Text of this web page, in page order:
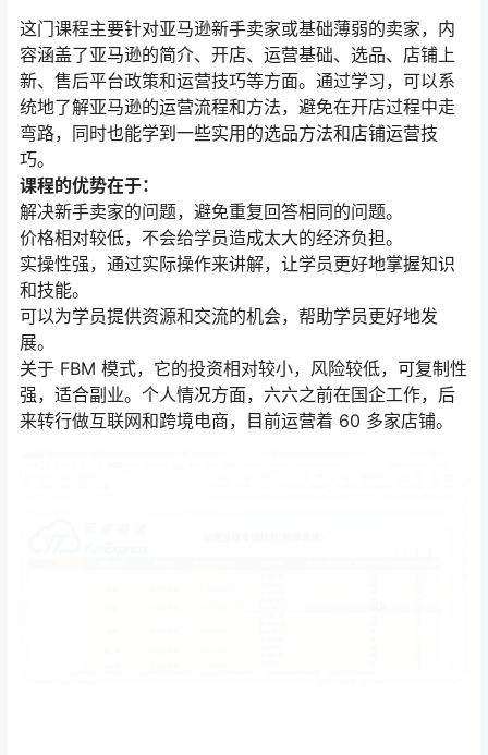
这门课程主要针对亚马逊新手卖家或基础薄弱的卖家，内
容涵盖了亚马逊的简介、开店、运营基础、选品、店铺上
新、售后平台政策和运营技巧等方面。通过学习，可以系
统地了解亚马逊的运营流程和方法，避免在开店过程中走
弯路，同时也能学到一些实用的选品方法和店铺运营技
巧。
课程的优势在于：
解决新手卖家的问题，避免重复回答相同的问题。
价格相对较低，不会给学员造成太大的经济负担。
实操性强，通过实际操作来讲解，让学员更好地掌握知识
和技能。
可以为学员提供资源和交流的机会，帮助学员更好地发
展。
关于 FBM 模式，它的投资相对较小，风险较低，可复制性
强，适合副业。个人情况方面，六六之前在国企工作，后
来转行做互联网和跨境电商，目前运营着 60 多家店铺。